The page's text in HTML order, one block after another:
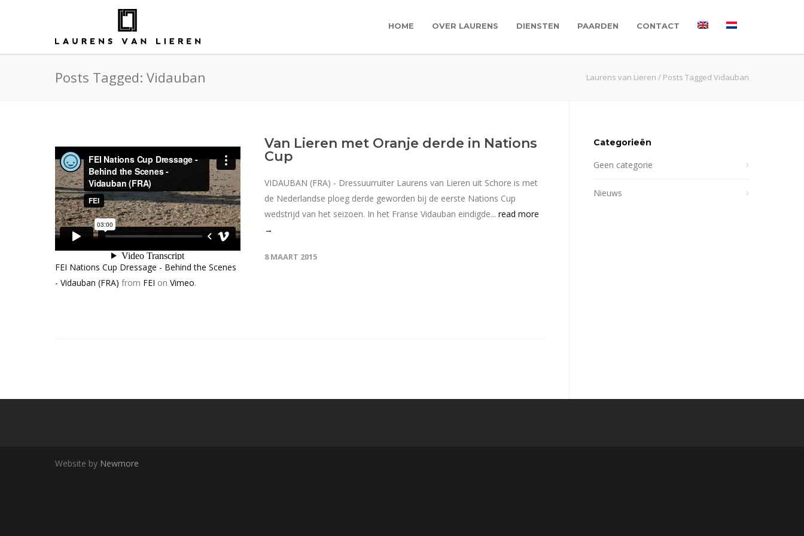
HOME OVER LAURENS DIENSTEN PAARDEN CONTACT
Posts Tagged: Vidauban Laurens van Lieren / Posts Tagged Vidauban
FEI Nations Cup Dressage - Behind the Scenes
- Vidauban (FRA) from FEI on Vimeo.
Van Lieren met Oranje derde in Nations
Cup
VIDAUBAN (FRA) - Dressuurruiter Laurens van Lieren uit Schore is met
de Nederlandse ploeg derde geworden bij de eerste Nations Cup
wedstrijd van het seizoen. In het Franse Vidauban eindigde... read more
→
8 MAART 2015
Categorieën
Geen categorie
Nieuws
Website by Newmore